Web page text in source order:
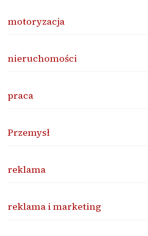
motoryzacja
nieruchomości
praca
Przemysł
reklama
reklama i marketing